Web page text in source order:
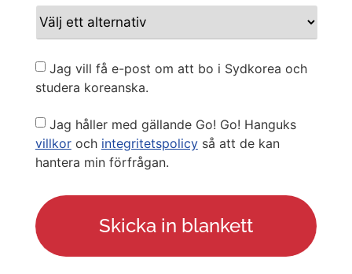
Newsletter
Jag vill få e-post om att bo i Sydkorea och
studera koreanska.
Privacy
Policy
Jag håller med gällande Go! Go! Hanguks
villkoroch integritetspolicyså att de kan
hantera min förfrågan.